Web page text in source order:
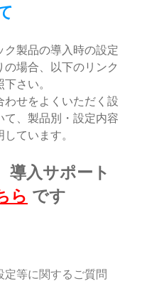
ク製品の導入時の設定
の場合、以下のリンク
さい。
わせをよくいただく設
て、製品別・設定内容
しています。
導入サポート
ら です
定等に関するご質問